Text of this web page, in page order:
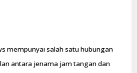
mempunyai salah satu hubungan
antara jenama jam tangan dan